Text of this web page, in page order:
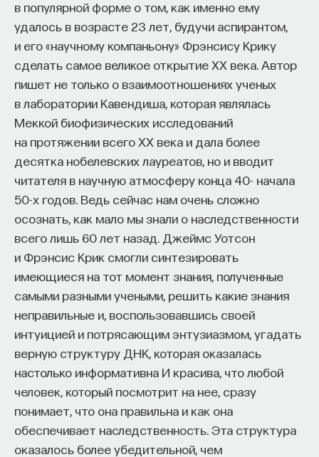
в популярной форме о том, как именно ему
удалось в возрасте 23 лет, будучи аспирантом,
и его «научному компаньону» Фрэнсису Крику
сделать самое великое открытие XX века. Автор
пишет не только о взаимоотношениях ученых
в лаборатории Кавендиша, которая являлась
Меккой биофизических исследований
на протяжении всего XX века и дала более
десятка нобелевских лауреатов, но и вводит
читателя в научную атмосферу конца 40- начала
50-х годов. Ведь сейчас нам очень сложно
осознать, как мало мы знали о наследственности
всего лишь 60 лет назад. Джеймс Уотсон
и Фрэнсис Крик смогли синтезировать
имеющиеся на тот момент знания, полученные
самыми разными учеными, решить какие знания
неправильные и, воспользовавшись своей
интуицией и потрясающим энтузиазмом, угадать
верную структуру ДНК, которая оказалась
настолько информативна И красива, что любой
человек, который посмотрит на нее, сразу
понимает, что она правильна и как она
обеспечивает наследственность. Эта структура
оказалось более убедительной, чем